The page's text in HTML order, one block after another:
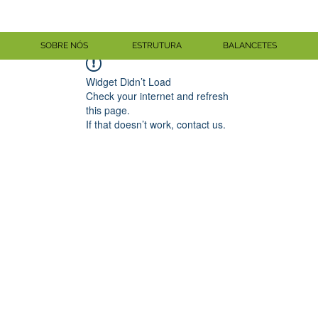
Widget Didn’t Load
Check your internet and refresh
this page.
If that doesn’t work, contact us.
SOBRE NÓS ESTRUTURA BALANCETES